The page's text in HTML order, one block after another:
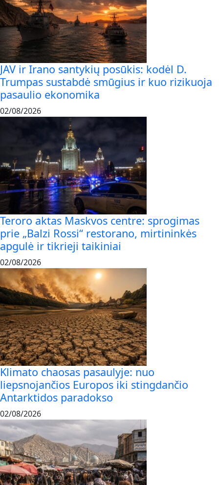
JAV ir Irano santykių posūkis: kodėl D.
Trumpas sustabdė smūgius ir kuo rizikuoja
pasaulio ekonomika
02/08/2026
Teroro aktas Maskvos centre: sprogimas
prie „Balzi Rossi“ restorano, mirtininkės
apgulė ir tikrieji taikiniai
02/08/2026
Klimato chaosas pasaulyje: nuo
liepsnojančios Europos iki stingdančio
Antarktidos paradokso
02/08/2026